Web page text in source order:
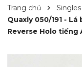
Trang chủ
Quaxly 050/191 -
Reverse Holo tiếng